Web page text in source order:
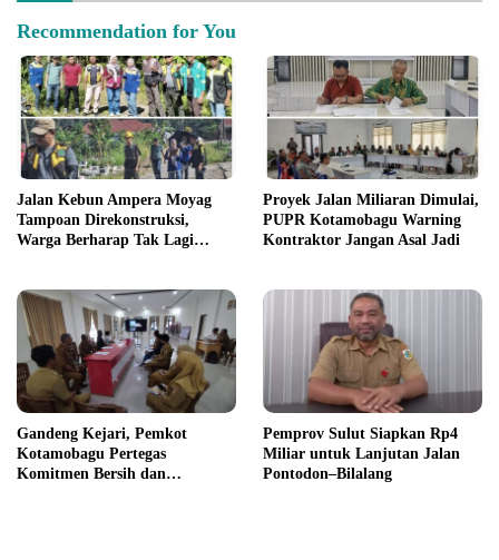
Recommendation for You
Jalan Kebun Ampera Moyag
Tampoan Direkonstruksi,
Warga Berharap Tak Lagi
Proyek Jalan Miliaran Dimulai,
PUPR Kotamobagu Warning
Kontraktor Jangan Asal Jadi
Gandeng Kejari, Pemkot
Kotamobagu Pertegas
Komitmen Bersih dan
Pemprov Sulut Siapkan Rp4
Miliar untuk Lanjutan Jalan
Pontodon–Bilalang